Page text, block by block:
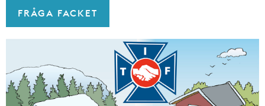
FRÅGA FACKET